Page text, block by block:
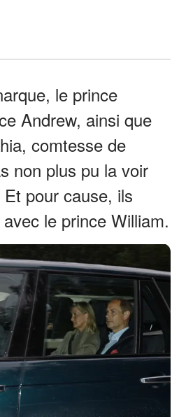
le prince
Andrew, ainsi que
comtesse de
non plus pu la voir
pour cause, ils
le prince William.